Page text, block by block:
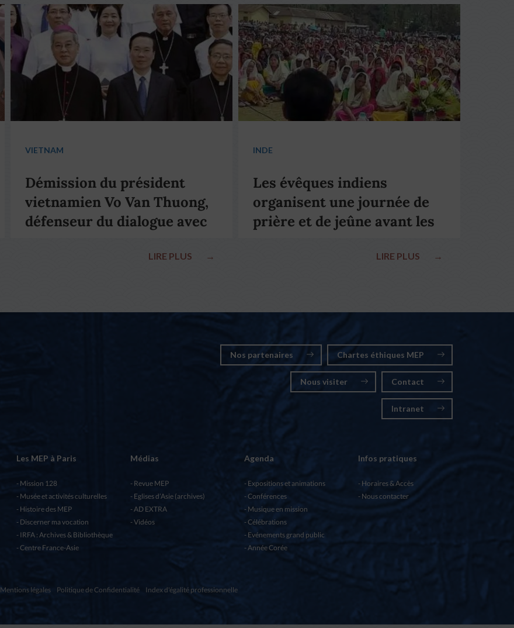
VIETNAM
Démission du président
vietnamien Vo Van Thuong,
défenseur du dialogue avec
LIRE PLUS →
INDE
Les évêques indiens
organisent une journée de
prière et de jeûne avant les
LIRE PLUS →
Nos partenaires Chartes éthiques MEP
Nous visiter Contact
Intranet
Les MEP à Paris
Mission 128
Musée et activités culturelles
Histoire des MEP
Discerner ma vocation
IRFA : Archives & Bibliothèque
Centre France-Asie
Médias
Revue MEP
Eglises d’Asie (archives)
AD EXTRA
Vidéos
Agenda
Expositions et animations
Conférences
Musique en mission
Célébrations
Evénements grand public
Année Corée
Infos pratiques
Horaires & Accès
Nous contacter
Mentions légales Politique de Confidentialité Index d'égalité professionnelle